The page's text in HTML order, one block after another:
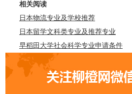
相关阅读
日本物流专业及学校推荐
日本留学文科类专业及推荐专业
早稻田大学社会科学专业申请条件